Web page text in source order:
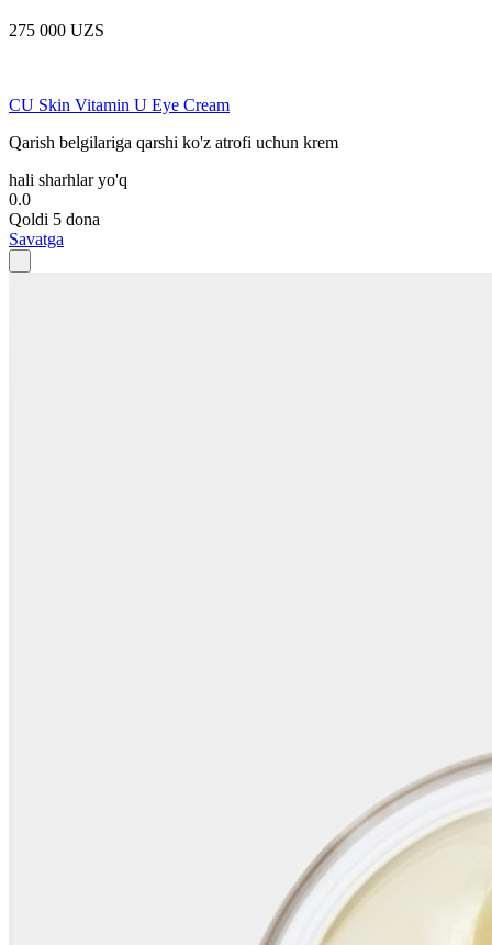
275 000 UZS
CU Skin Vitamin U Eye Cream
Qarish belgilariga qarshi ko'z atrofi uchun krem
hali sharhlar yo'q
0.0
Qoldi 5 dona
Savatga